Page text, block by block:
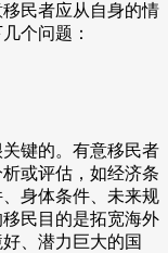
民者应从自身的情
个问题：
键的。有意移民者
或评估，如经济条
身体条件、未来规
民目的是拓宽海外
、潜力巨大的国